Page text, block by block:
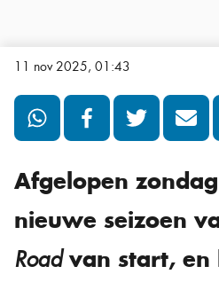
11 nov 2025, 01:43
Afgelopen
nieuwe seizoen
Roadvan start, en